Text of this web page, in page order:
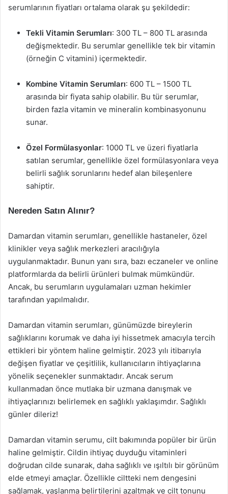
serumlarının fiyatları ortalama olarak şu şekildedir:
Tekli Vitamin Serumları: 300 TL – 800 TL arasında
değişmektedir. Bu serumlar genellikle tek bir vitamin
(örneğin C vitamini) içermektedir.
Kombine Vitamin Serumları: 600 TL – 1500 TL
arasında bir fiyata sahip olabilir. Bu tür serumlar,
birden fazla vitamin ve mineralin kombinasyonunu
sunar.
Özel Formülasyonlar: 1000 TL ve üzeri fiyatlarla
satılan serumlar, genellikle özel formülasyonlara veya
belirli sağlık sorunlarını hedef alan bileşenlere
sahiptir.
Nereden Satın Alınır?
Damardan vitamin serumları, genellikle hastaneler, özel
klinikler veya sağlık merkezleri aracılığıyla
uygulanmaktadır. Bunun yanı sıra, bazı eczaneler ve online
platformlarda da belirli ürünleri bulmak mümkündür.
Ancak, bu serumların uygulamaları uzman hekimler
tarafından yapılmalıdır.
Damardan vitamin serumları, günümüzde bireylerin
sağlıklarını korumak ve daha iyi hissetmek amacıyla tercih
ettikleri bir yöntem haline gelmiştir. 2023 yılı itibarıyla
değişen fiyatlar ve çeşitlilik, kullanıcıların ihtiyaçlarına
yönelik seçenekler sunmaktadır. Ancak serum
kullanmadan önce mutlaka bir uzmana danışmak ve
ihtiyaçlarınızı belirlemek en sağlıklı yaklaşımdır. Sağlıklı
günler dileriz!
Damardan vitamin serumu, cilt bakımında popüler bir ürün
haline gelmiştir. Cildin ihtiyaç duyduğu vitaminleri
doğrudan cilde sunarak, daha sağlıklı ve ışıltılı bir görünüm
elde etmeyi amaçlar. Özellikle ciltteki nem dengesini
sağlamak, yaşlanma belirtilerini azaltmak ve cilt tonunu